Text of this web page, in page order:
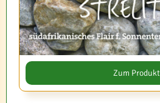
Zum Produkt